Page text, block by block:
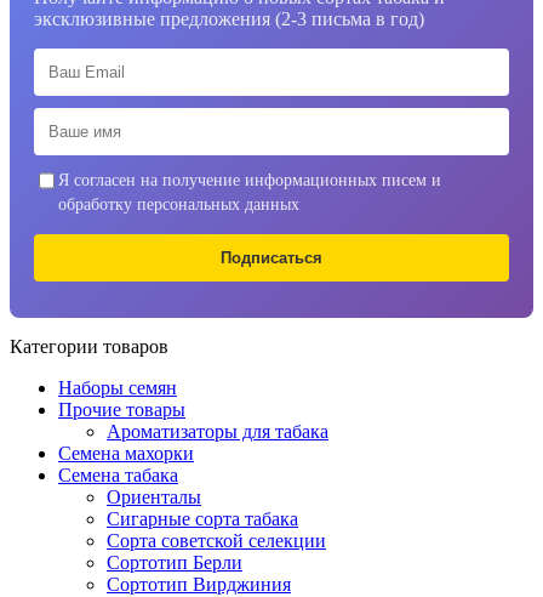
эксклюзивные предложения (2-3 письма в год)
Я согласен на получение информационных писем и
обработку персональных данных
Подписаться
Категории товаров
Наборы семян
Прочие товары
Ароматизаторы для табака
Семена махорки
Семена табака
Ориенталы
Сигарные сорта табака
Сорта советской селекции
Сортотип Берли
Сортотип Вирджиния